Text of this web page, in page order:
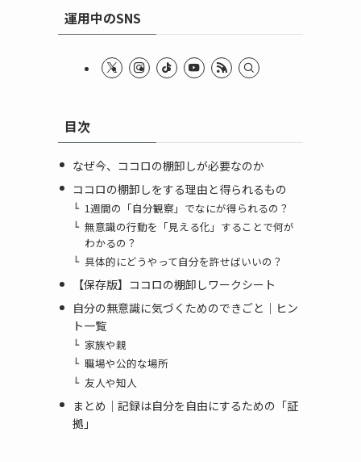
運用中のSNS
目次
なぜ今、ココロの棚卸しが必要なのか
ココロの棚卸しをする理由と得られるもの
1週間の「自分観察」でなにが得られるの？
無意識の行動を「見える化」することで何が
わかるの？
具体的にどうやって自分を許せばいいの？
【保存版】ココロの棚卸しワークシート
自分の無意識に気づくためのできごと｜ヒン
ト一覧
家族や親
職場や公的な場所
友人や知人
まとめ｜記録は自分を自由にするための「証
拠」